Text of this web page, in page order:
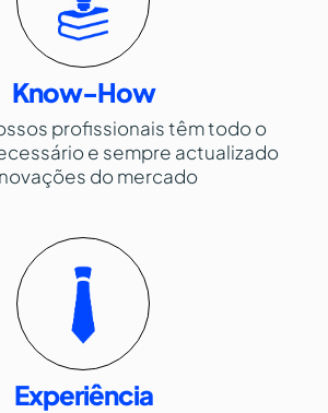
Know-How
profissionais têm todo o
e sempre actualizado
do mercado
Experiência